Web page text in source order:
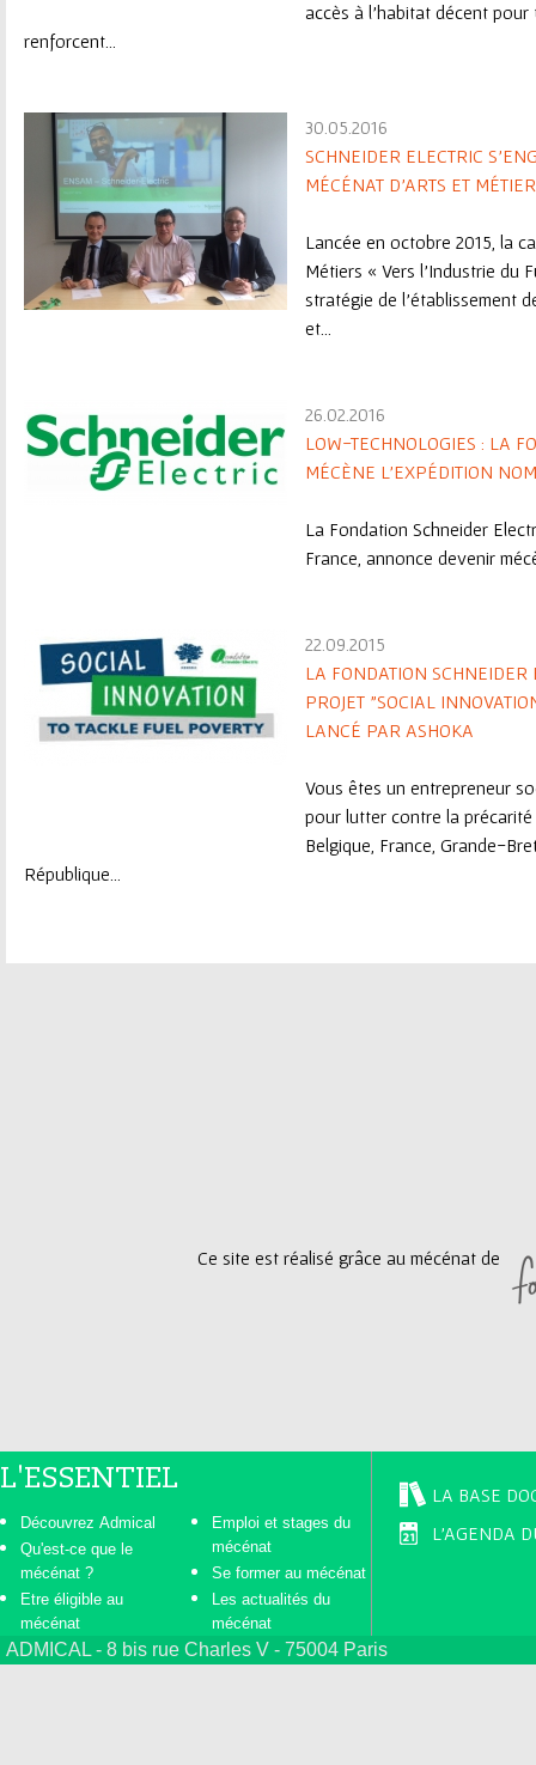
accès à l’habitat décent
renforcent...
30.05.2016
SCHNEIDER ELECTRIC
MÉCÉNAT D’ARTS ET
Lancée en octobre 2015, la
Métiers « Vers l’Industrie du
stratégie de l’établissement
et...
26.02.2016
LOW-TECHNOLOGIES : LA
MÉCÈNE L'EXPÉDITION
La Fondation Schneider
France, annonce devenir
22.09.2015
LA FONDATION SCHNEIDER
PROJET "SOCIAL
LANCÉ PAR ASHOKA
Vous êtes un entrepreneur
pour lutter contre la
Belgique, France, Grande-
République...
Ce site est réalisé grâce au mécénat de
L'ESSENTIEL
Découvrez Admical
Qu'est-ce que le
mécénat ?
Etre éligible au
mécénat
Emploi et stages du
mécénat
Se former au mécénat
Les actualités du
mécénat
LA BASE
L'AGENDA
ADMICAL - 8 bis rue Charles V - 75004 Paris